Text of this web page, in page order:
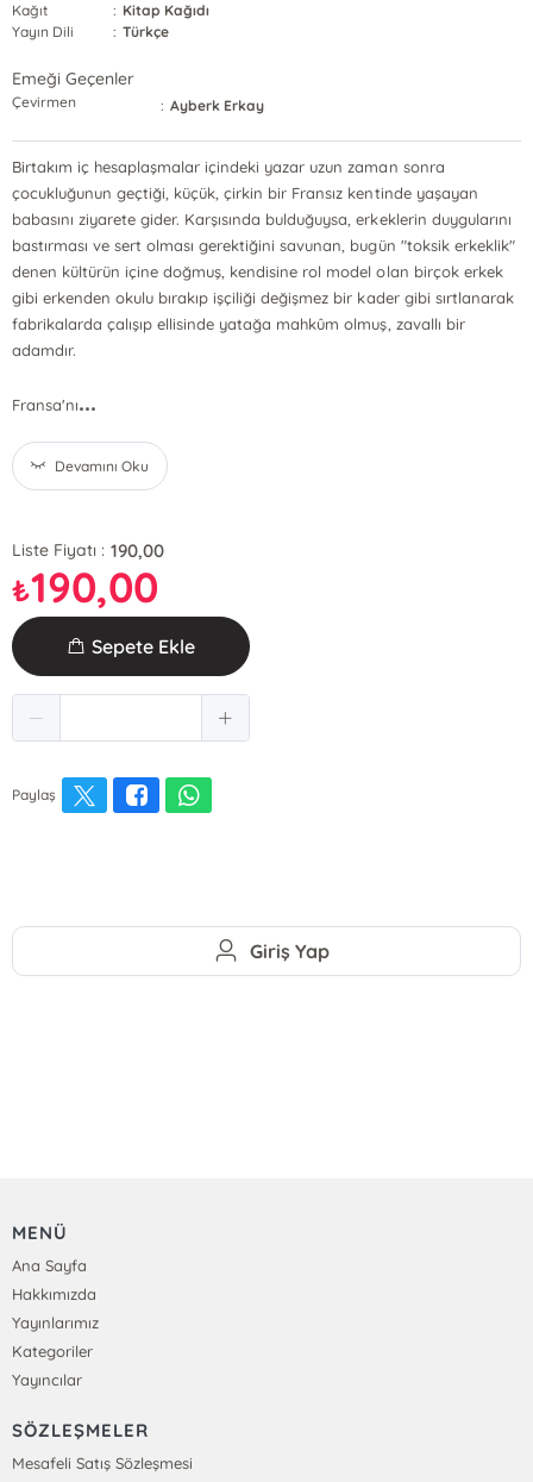
Kağıt
: Kitap Kağıdı
Yayın Dili
: Türkçe
Emeği Geçenler
Çevirmen : Ayberk Erkay
Birtakım iç hesaplaşmalar içindeki yazar uzun zaman sonra
çocukluğunun geçtiği, küçük, çirkin bir Fransız kentinde yaşayan
babasını ziyarete gider. Karşısında bulduğuysa, erkeklerin duygularını
bastırması ve sert olması gerektiğini savunan, bugün "toksik erkeklik"
denen kültürün içine doğmuş, kendisine rol model olan birçok erkek
gibi erkenden okulu bırakıp işçiliği değişmez bir kader gibi sırtlanarak
fabrikalarda çalışıp ellisinde yatağa mahkûm olmuş, zavallı bir
adamdır.
Fransa'nı...
Devamını Oku
Liste Fiyatı : 190,00
₺190,00
Sepete Ekle
Paylaş
Giriş Yap
MENÜ
Ana Sayfa
Hakkımızda
Yayınlarımız
Kategoriler
Yayıncılar
SÖZLEŞMELER
Mesafeli Satış Sözleşmesi